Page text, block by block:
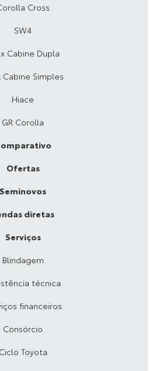
Cross
SW4
Cabine Dupla
Cabine Simples
Hiace
GR Corolla
Ofertas
Seminovos
diretas
Serviços
Blindagem
técnica
financeiros
Consórcio
Ciclo Toyota